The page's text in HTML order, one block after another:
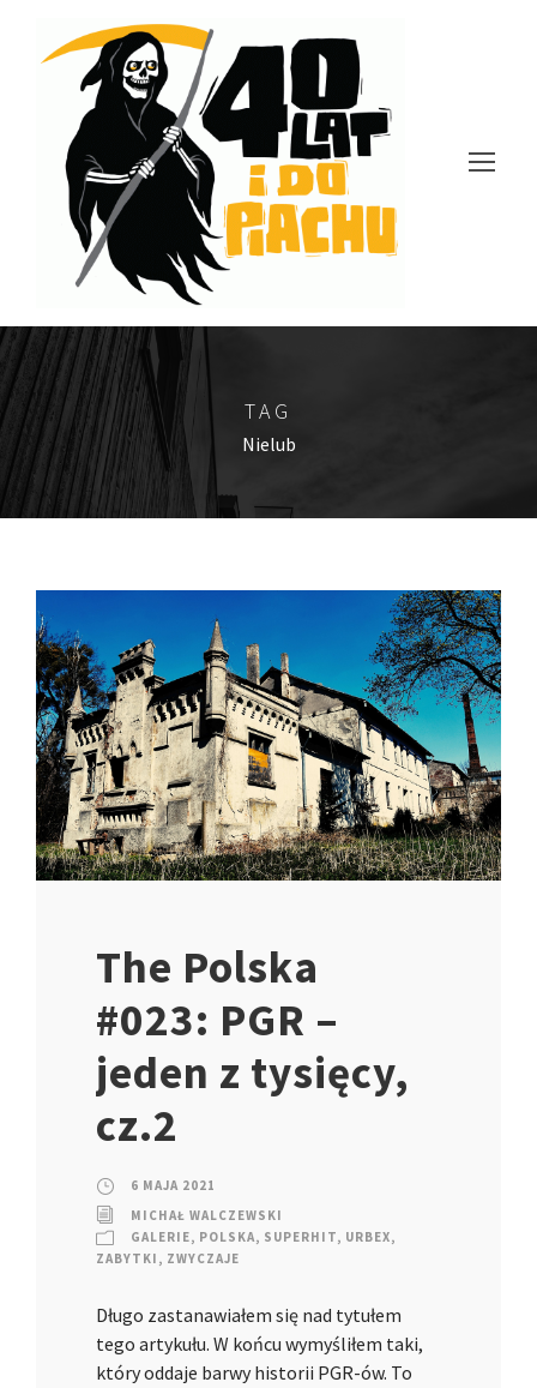
TAG
Nielub
The Polska
#023: PGR –
jeden z tysięcy,
cz.2
6 MAJA 2021
MICHAŁ WALCZEWSKI
GALERIE, POLSKA, SUPERHIT, URBEX,
ZABYTKI , ZWYCZAJE
Długo zastanawiałem się nad tytułem
tego artykułu. W końcu wymyśliłem taki,
który oddaje barwy historii PGR-ów. To